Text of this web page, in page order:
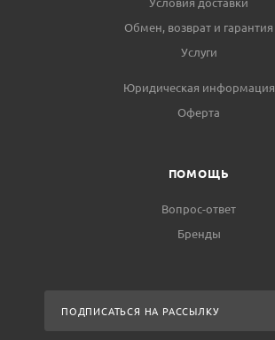
Обмен, возврат и гарантия
Услуги
Юридическая информация
Оферта
ПОМОЩЬ
Вопрос-ответ
Бренды
ПОДПИСАТЬСЯ НА РАССЫЛКУ